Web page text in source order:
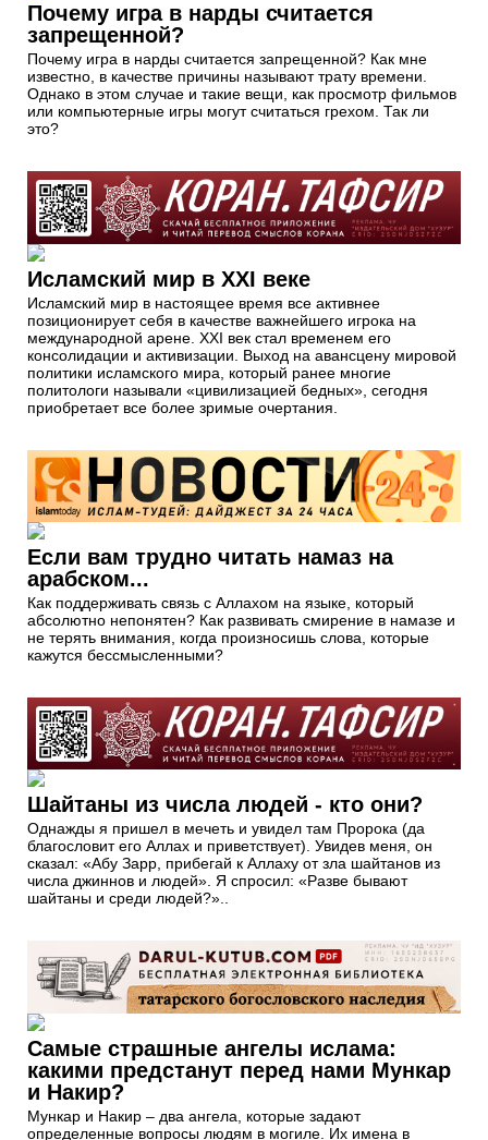
Почему игра в нарды считается
запрещенной?
Почему игра в нарды считается запрещенной? Как мне
известно, в качестве причины называют трату времени.
Однако в этом случае и такие вещи, как просмотр фильмов
или компьютерные игры могут считаться грехом. Так ли
это?
Исламский мир в ХХI веке
Исламский мир в настоящее время все активнее
позиционирует себя в качестве важнейшего игрока на
международной арене. XXI век стал временем его
консолидации и активизации. Выход на авансцену мировой
политики исламского мира, который ранее многие
политологи называли «цивилизацией бедных», сегодня
приобретает все более зримые очертания.
Если вам трудно читать намаз на
арабском...
Как поддерживать связь с Аллахом на языке, который
абсолютно непонятен? Как развивать смирение в намазе и
не терять внимания, когда произносишь слова, которые
кажутся бессмысленными?
Шайтаны из числа людей - кто они?
Однажды я пришел в мечеть и увидел там Пророка (да
благословит его Аллах и приветствует). Увидев меня, он
сказал: «Абу Зарр, прибегай к Аллаху от зла шайтанов из
числа джиннов и людей». Я спросил: «Разве бывают
шайтаны и среди людей?»..
Самые страшные ангелы ислама:
какими предстанут перед нами Мункар
и Накир?
Мункар и Накир – два ангела, которые задают
определенные вопросы людям в могиле. Их имена в